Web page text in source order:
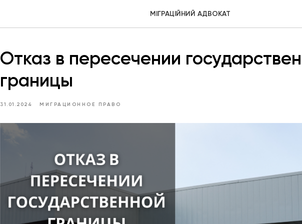
МІГРАЦІЙНИЙ АДВОКАТ
Отказ в пересечении
границы
31.01.2024 МИГРАЦИОННОЕ ПРАВО